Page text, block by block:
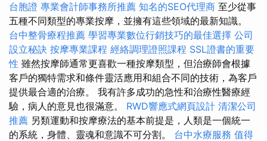
台胞證 專業會計師事務所推薦 知名的SEO代理商 至少從事
五種不同類型的專業按摩，並擁有這些領域的最新知識。
台中整骨療程推薦 學習專業數位行銷技巧的最佳選擇 公司
設立秘訣 按摩專業課程 經絡調理證照課程 SSL證書的重要
性 雖然按摩師通常更喜歡一種按摩類型，但治療師會根據
客戶的獨特需求和條件靈活應用和組合不同的技術，為客戶
提供最合適的治療。 我有許多成功的急性和治療性醫療經
驗，病人的意見也很滿意。 RWD響應式網頁設計 清潔公司
推薦 另類運動和按摩療法的基本前提是，人類是一個統一
的系統，身體、靈魂和意識不可分割。 台中水療服務 值得